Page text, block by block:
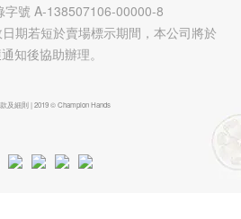
字號 A-138507106-00000-8
期若短於賣場標示期間，本公司將於
知後協助辦理。
細則 | 2019 © Champion Hands